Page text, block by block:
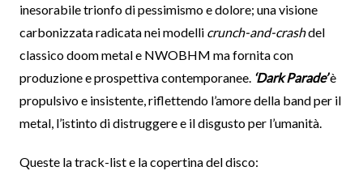
inesorabile trionfo di pessimismo e dolore; una visione
carbonizzata radicata nei modelli crunch-and-crashdel
classico doom metal e NWOBHM ma fornita con
produzione e prospettiva contemporanee. ‘Dark Parade’è
propulsivo e insistente, riflettendo l’amore della band per il
metal, l’istinto di distruggere e il disgusto per l’umanità.
Queste la track-list e la copertina del disco: